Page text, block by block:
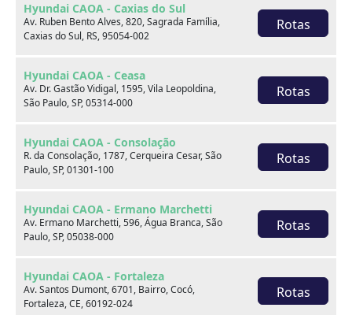
Hyundai CAOA - Caxias do Sul
Av. Ruben Bento Alves, 820, Sagrada Família,
Caxias do Sul, RS, 95054-002
Rotas
Hyundai CAOA - Ceasa
Av. Dr. Gastão Vidigal, 1595, Vila Leopoldina,
São Paulo, SP, 05314-000
Rotas
Hyundai CAOA - Consolação
R. da Consolação, 1787, Cerqueira Cesar, São
Paulo, SP, 01301-100
Rotas
Hyundai CAOA - Ermano Marchetti
Av. Ermano Marchetti, 596, Água Branca, São
Paulo, SP, 05038-000
Rotas
Hyundai CAOA - Fortaleza
Av. Santos Dumont, 6701, Bairro, Cocó,
Fortaleza, CE, 60192-024
Rotas
CAOA Changan | A21 - Tatuapé
CAOA Changan | A21 - Tatuapé
Rua Serra do Japi, 1275 Tatuapé, São Paulo, SP, 03309-
001